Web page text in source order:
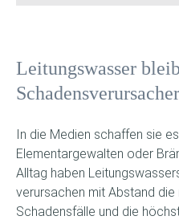
Leitungswasser
In die Medien schaffen sie
Elementargewalten oder
Alltag haben
verursachen mit Abstand
Schadensfälle und die